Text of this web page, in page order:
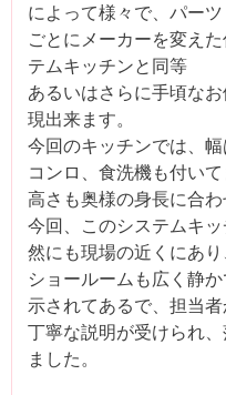
によって様々で、パーツ
ごとにメーカーを変え
テムキッチンと同等
あるいはさらに手頃な
現出来ます。
今回のキッチンでは、
コンロ、食洗機も付いて
高さも奥様の身長に合わ
今回、このシステムキ
然にも現場の近くにあり
ショールームも広く静
示されてあるで、担当者
丁寧な説明が受けられ
ました。